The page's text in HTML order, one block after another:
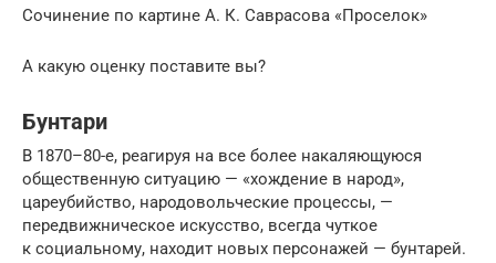
Сочинение по картине А. К. Саврасова «Проселок»
А какую оценку поставите вы?
Бунтари
В 1870–80-е, реагируя на все более накаляющуюся
общественную ситуацию — «хождение в народ»,
цареубийство, народовольческие процессы, —
передвиж­ническое искусство, всегда чуткое
к социальному, находит новых персона­жей — бунтарей.